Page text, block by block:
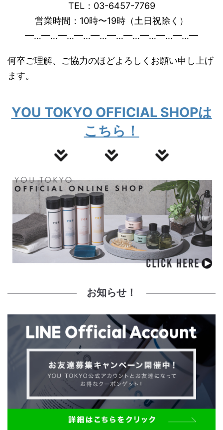
TEL：03-6457-7769
営業時間：10時〜19時（土日祝除く）
━…━…━…━…━…━…━…━…━…━…━
何卒ご理解、ご協力のほどよろしくお願い申し上げ
ます。
YOU TOKYO OFFICIAL SHOPは
こちら！
お知らせ！